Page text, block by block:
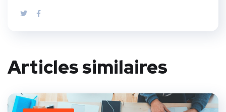
Articles similaires